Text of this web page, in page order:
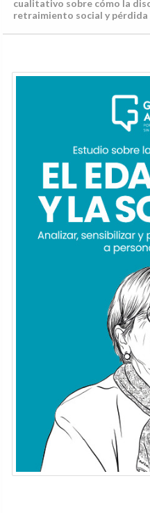
cualitativo sobre cómo la
retraimiento social y